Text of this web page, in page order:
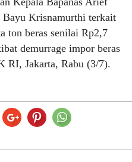
Krisnamurthi terkait
ton beras senilai Rp2,7
demurrage impor beras
RI, Jakarta, Rabu (3/7).